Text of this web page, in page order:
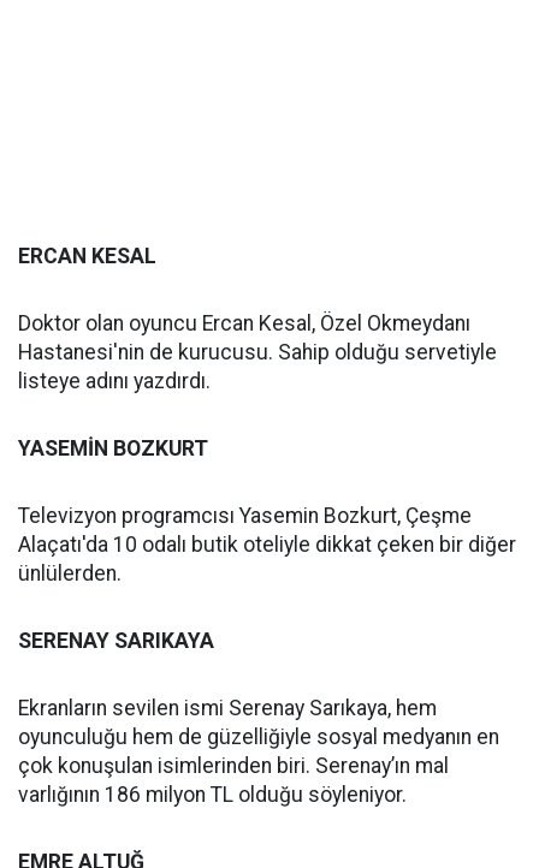
ERCAN KESAL
Doktor olan oyuncu Ercan Kesal, Özel Okmeydanı
Hastanesi'nin de kurucusu. Sahip olduğu servetiyle
listeye adını yazdırdı.
YASEMİN BOZKURT
Televizyon programcısı Yasemin Bozkurt, Çeşme
Alaçatı'da 10 odalı butik oteliyle dikkat çeken bir diğer
ünlülerden.
SERENAY SARIKAYA
Ekranların sevilen ismi Serenay Sarıkaya, hem
oyunculuğu hem de güzelliğiyle sosyal medyanın en
çok konuşulan isimlerinden biri. Serenay’ın mal
varlığının 186 milyon TL olduğu söyleniyor.
EMRE ALTUĞ